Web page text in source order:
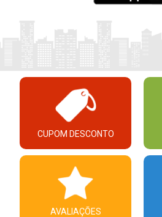
CUPOM DESCONTO
AVALIAÇÕES